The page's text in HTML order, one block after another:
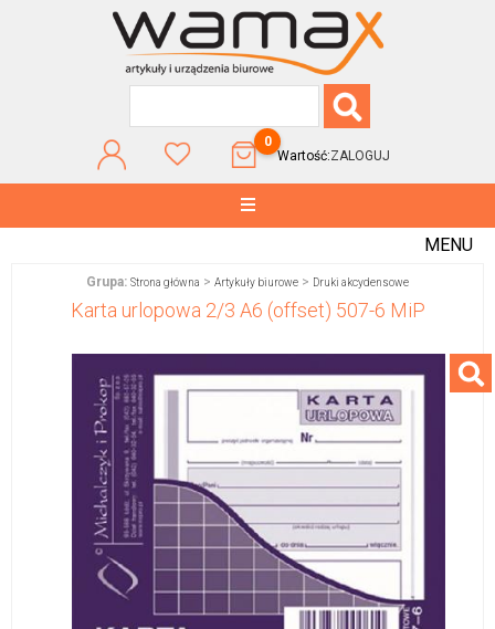
0
Wartość:ZALOGUJ
MENU
Grupa: Strona główna > Artykuły biurowe > Druki akcydensowe
Karta urlopowa 2/3 A6 (offset) 507-6 MiP